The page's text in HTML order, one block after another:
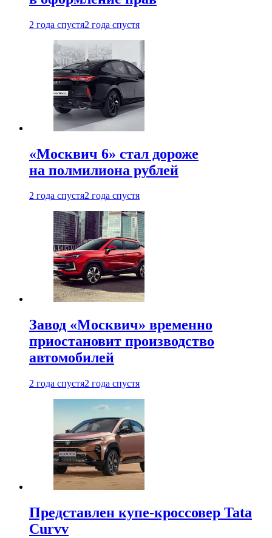
2 года спустя2 года спустя
«Москвич 6» стал дороже
на полмилиона рублей
2 года спустя2 года спустя
Завод «Москвич» временно
приостановит производство
автомобилей
2 года спустя2 года спустя
Представлен купе-кроссовер Tata
Curvv